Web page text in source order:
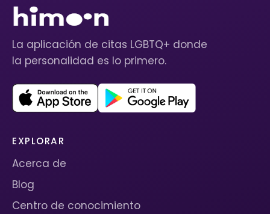
La aplicación de citas LGBTQ+ donde
la personalidad es lo primero.
EXPLORAR
Acerca de
Blog
Centro de conocimiento